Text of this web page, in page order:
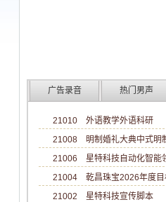
广告录音 热门男声
21010 外语教学外语科研
21008 明制婚礼大典中式
21006 星特科技自动化智
21004 乾昌珠宝2026年度
21002 星特科技宣传脚本